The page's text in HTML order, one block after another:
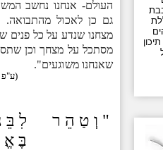
העולם- אנחנו נחשב
גם כן לאכול מהתבואה.
מצחנו שנדע על כל פנים
מסתכל על מצחך וכן
שאנחנו משוגעים".
)ע"פ
" וְ טַ הֵ ר לִ בֵּ
בֶּ